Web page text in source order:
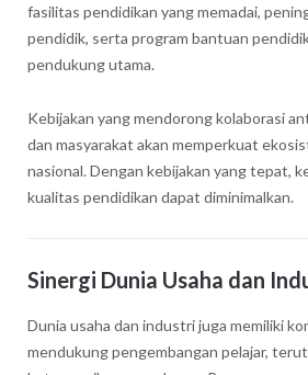
fasilitas pendidikan yang memadai,
pendidik, serta program bantuan
pendukung utama.
Kebijakan yang mendorong kolaborasi
dan masyarakat akan memperkuat
nasional. Dengan kebijakan yang tepat,
kualitas pendidikan dapat diminimalkan.
Sinergi Dunia Usaha dan
Dunia usaha dan industri juga memiliki
mendukung pengembangan pelajar,